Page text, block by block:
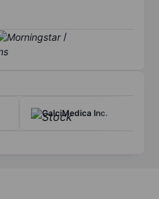
/
CalciMedica Inc.